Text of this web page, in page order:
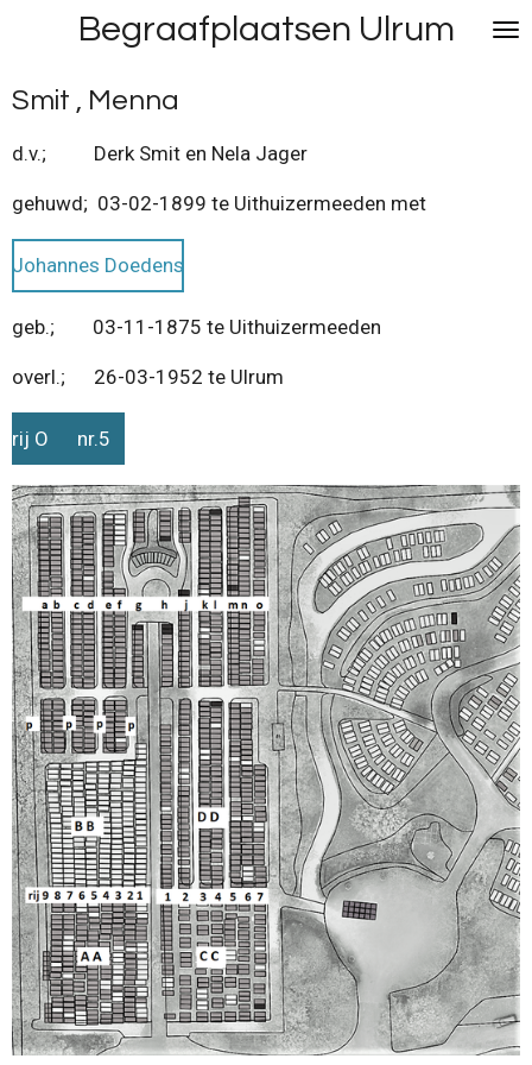
naar
de
hoofdinhoud
Begraafplaatsen Ulrum
Smit , Menna
d.v.; Derk Smit en Nela Jager
gehuwd; 03-02-1899 te Uithuizermeeden met
Johannes Doedens
geb.; 03-11-1875 te Uithuizermeeden
overl.; 26-03-1952 te Ulrum
rij O nr.5